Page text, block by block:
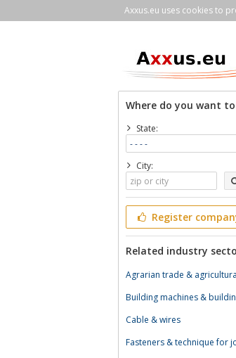
Axxus.eu uses cookies to
Where do you want
State:
City:
Register
Related industry
Agrarian trade &
Building machines &
Cable & wires
Fasteners & technique for